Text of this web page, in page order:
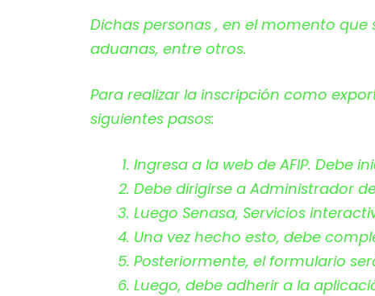
Dichas personas , en el momento
aduanas, entre otros.
Para realizar la inscripción como
siguientes pasos:
Ingresa a la web de AFIP. Debe
Debe dirigirse a Administrador
Luego Senasa, Servicios
Una vez hecho esto, debe
Posteriormente, el formulario
Luego, debe adherir a la